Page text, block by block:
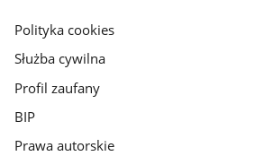
gov.pl
Polityka cookies
Służba cywilna
Profil zaufany
BIP
Prawa autorskie